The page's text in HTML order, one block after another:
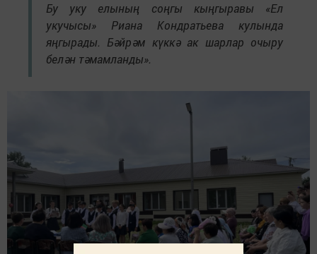
Бу уку елының соңгы кыңгыравы «Ел
укучысы» Риана Кондратьева кулында
яңгырады. Бәйрәм күккә ак шарлар очыру
белән тәмамланды».